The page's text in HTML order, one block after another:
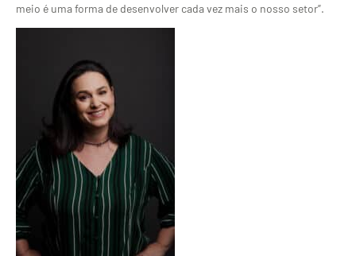
meio é uma forma de desenvolver cada vez mais o nosso setor”.